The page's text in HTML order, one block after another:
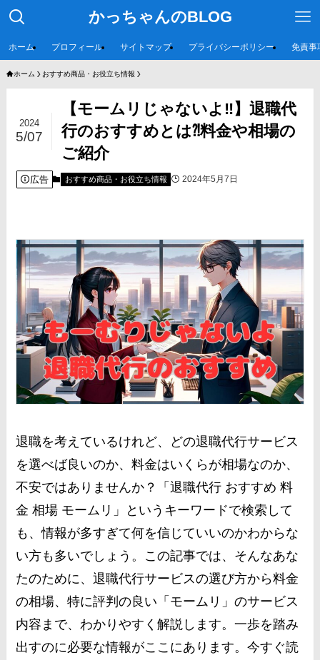
かっちゃんのBLOG
ホーム プロフィール サイトマップ プライバシーポリシー 免責事
ホーム おすすめ商品・お役立ち情報
【モームリじゃないよ‼️】退職代
行のおすすめとは⁈料金や相場の
ご紹介
2024
5/07
広告 おすすめ商品・お役立ち情報 2024年5月7日
退職を考えているけれど、どの退職代行サービス
を選べば良いのか、料金はいくらが相場なのか、
不安ではありませんか？「退職代行 おすすめ 料
金 相場 モームリ」というキーワードで検索して
も、情報が多すぎて何を信じていいのかわからな
い方も多いでしょう。この記事では、そんなあな
たのために、退職代行サービスの選び方から料金
の相場、特に評判の良い「モームリ」のサービス
内容まで、わかりやすく解説します。一歩を踏み
出すのに必要な情報がここにあります。今すぐ読